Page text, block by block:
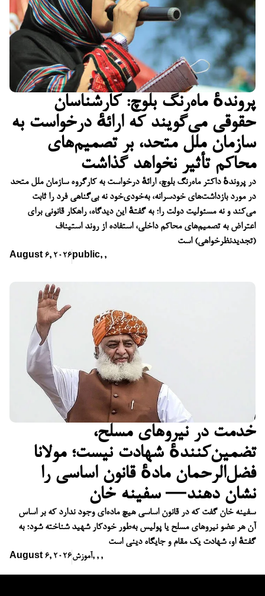
پروندهٔ ماه‌رنگ بلوچ: کارشناسان
حقوقی می‌گویند که ارائهٔ درخواست به
سازمان ملل متحد، بر تصمیم‌های
محاکم تأثیر نخواهد گذاشت
در پروندهٔ داکتر ماه‌رنگ بلوچ، ارائهٔ درخواست به کارگروه سازمان ملل متحد
در مورد بازداشت‌های خودسرانه، به‌خودی‌خود نه بی‌گناهی فرد را ثابت
می‌کند و نه مسئولیت دولت را؛ به گفتهٔ این دیدگاه، راهکار قانونی برای
اعتراض به تصمیم‌های محاکم داخلی، استفاده از روند استیناف
(تجدیدنظرخواهی) است
August 6, 2026 public, ,
خدمت در نیروهای مسلح،
تضمین‌کنندهٔ شهادت نیست؛ مولانا
فضل‌الرحمان مادهٔ قانون اساسی را
نشان دهند— سفینه خان
سفینه خان گفت که در قانون اساسی هیچ ماده‌ای وجود ندارد که بر اساس
آن هر عضو نیروهای مسلح یا پولیس به‌طور خودکار شهید شناخته شود؛ به
گفتهٔ او، شهادت یک مقام و جایگاه دینی است
August 6, 2026آموزش, , ,